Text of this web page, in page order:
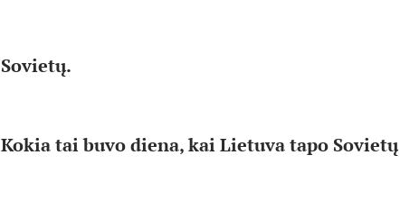
Sovietų.
Kokia tai buvo diena, kai Lietuva tapo